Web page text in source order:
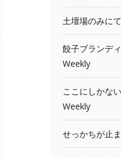
土壇場のみに
餃子ブランデ
Weekly
ここにしかな
Weekly
せっかちが止